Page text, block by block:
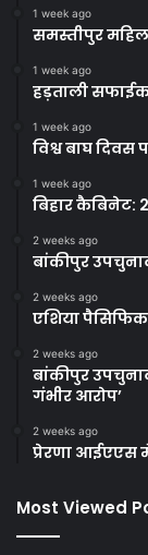
1 week ago
समस्तीपुर
1 week ago
हड़ताली
1 week ago
विश्व बाघ
1 week ago
बिहार कैबिनेट:
2 weeks ago
बांकीपुर
2 weeks ago
एशिया पैसिफिक
2 weeks ago
बांकीपुर
गंभीर आरोप’
2 weeks ago
प्रेरणा आईएएस
Most Viewed